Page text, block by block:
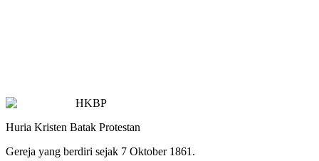
HKBP
Huria Kristen Batak Protestan
Gereja yang berdiri sejak 7 Oktober 1861.